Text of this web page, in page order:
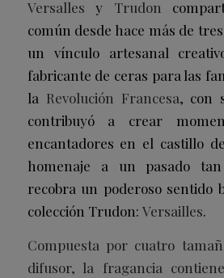
Versallesy Trudon
común desde hace más de
un vínculo artesanal
fabricante de ceras para las
la Revolución Francesa, con
contribuyó a crear
encantadores en el castillo
homenaje a un pasado
recobra un poderoso sentido
colección Trudon: Versailles.
Compuesta por cuatro
difusor, la fragancia